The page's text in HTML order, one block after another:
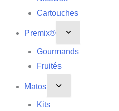
Cartouches
Premix®
Gourmands
Fruités
Matos
Kits